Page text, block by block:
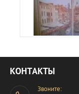
КОНТАКТЫ
Звоните: